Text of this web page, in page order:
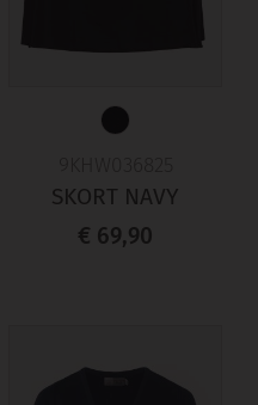
SKORT NAVY
€ 69,90